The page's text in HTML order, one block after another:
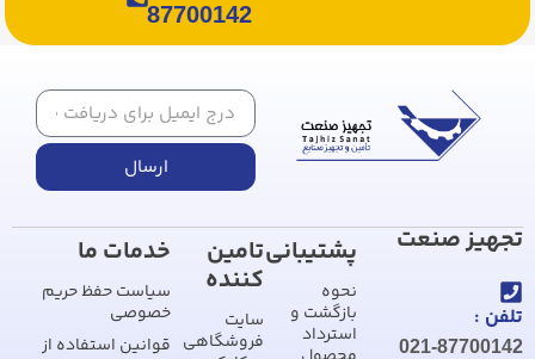
87700142
ارسال
تجهیز صنعت
تلفن :
021-87700142
پشتیبانی
نحوه
بازگشت و
استرداد
تامین
کننده
سایت
فروشگاهی
خدمات ما
سیاست حفظ حریم
خصوصی
قوانین استفاده از